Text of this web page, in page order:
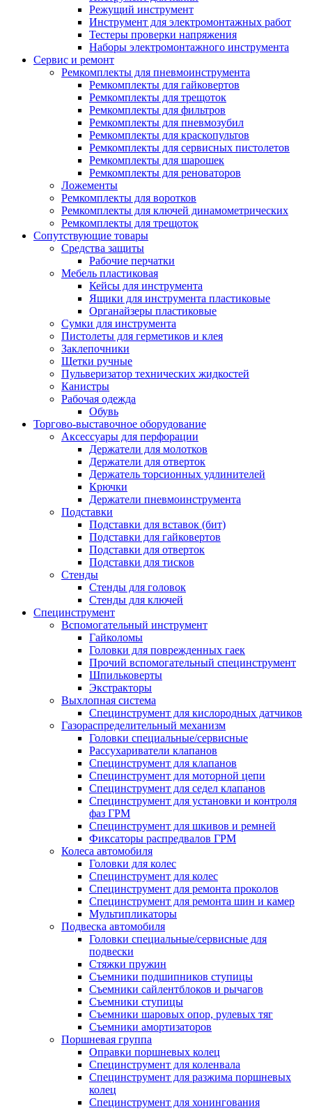
Режущий инструмент
Инструмент для электромонтажных работ
Тестеры проверки напряжения
Наборы электромонтажного инструмента
Сервис и ремонт
Ремкомплекты для пневмоинструмента
Ремкомплекты для гайковертов
Ремкомплекты для трещоток
Ремкомплекты для фильтров
Ремкомплекты для пневмозубил
Ремкомплекты для краскопультов
Ремкомплекты для сервисных пистолетов
Ремкомплекты для шарошек
Ремкомплекты для реноваторов
Ложементы
Ремкомплекты для воротков
Ремкомплекты для ключей динамометрических
Ремкомплекты для трещоток
Сопутствующие товары
Средства защиты
Рабочие перчатки
Мебель пластиковая
Кейсы для инструмента
Ящики для инструмента пластиковые
Органайзеры пластиковые
Сумки для инструмента
Пистолеты для герметиков и клея
Заклепочники
Щетки ручные
Пульверизатор технических жидкостей
Канистры
Рабочая одежда
Обувь
Торгово-выставочное оборудование
Аксессуары для перфорации
Держатели для молотков
Держатели для отверток
Держатель торсионных удлинителей
Крючки
Держатели пневмоинструмента
Подставки
Подставки для вставок (бит)
Подставки для гайковертов
Подставки для отверток
Подставки для тисков
Стенды
Стенды для головок
Стенды для ключей
Специнструмент
Вспомогательный инструмент
Гайколомы
Головки для поврежденных гаек
Прочий вспомогательный специнструмент
Шпильковерты
Экстракторы
Выхлопная система
Специнструмент для кислородных датчиков
Газораспределительный механизм
Головки специальные/сервисные
Рассухариватели клапанов
Специнструмент для клапанов
Специнструмент для моторной цепи
Специнструмент для седел клапанов
Специнструмент для установки и контроля
фаз ГРМ
Специнструмент для шкивов и ремней
Фиксаторы распредвалов ГРМ
Колеса автомобиля
Головки для колес
Специнструмент для колес
Специнструмент для ремонта проколов
Специнструмент для ремонта шин и камер
Мультипликаторы
Подвеска автомобиля
Головки специальные/сервисные для
подвески
Стяжки пружин
Съемники подшипников ступицы
Съемники сайлентблоков и рычагов
Съемники ступицы
Съемники шаровых опор, рулевых тяг
Съемники амортизаторов
Поршневая группа
Оправки поршневых колец
Специнструмент для коленвала
Специнструмент для разжима поршневых
колец
Специнструмент для хонингования